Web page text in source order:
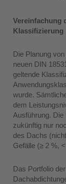
Vereinfachung
Klassifizierung
Die Planung
neuen DIN
geltende
wurde.
dem
Ausführung. Die
zukünftig nur
des Dachs
Gefälle (≥ 2 %,
Das Portfolio